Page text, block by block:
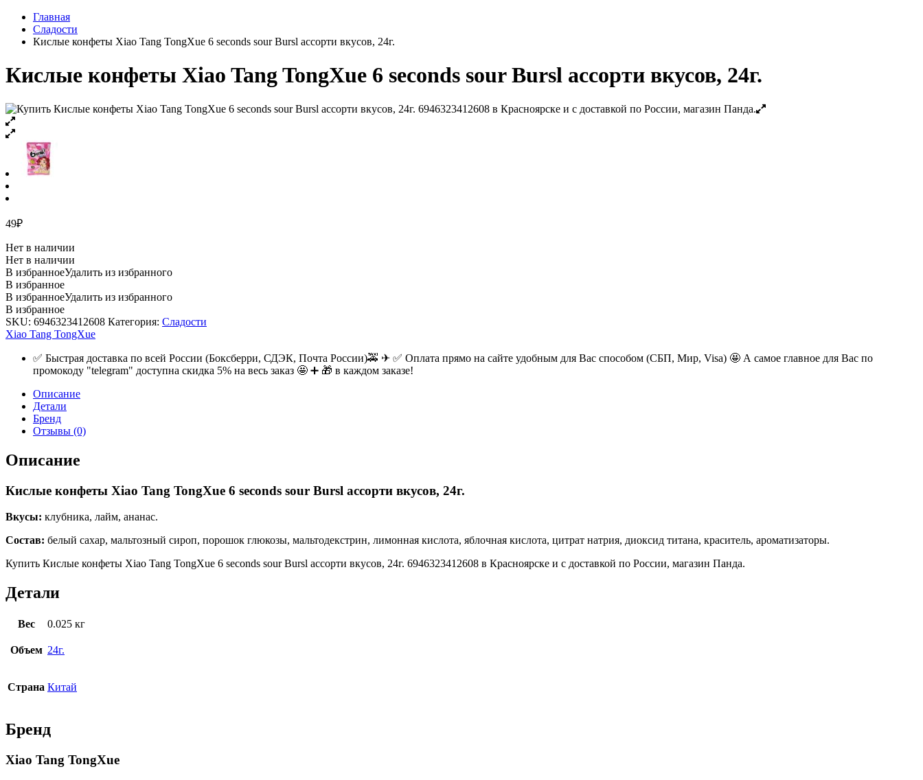
Главная
Сладости
Кислые конфеты Xiao Tang TongXue 6 seconds sour Bursl ассорти вкусов, 24г.
Кислые конфеты Xiao Tang TongXue 6 seconds sour Bursl ассорти вкусов, 24г.
49₽
Нет в наличии
Нет в наличии
В избранноеУдалить из избранного
В избранное
В избранноеУдалить из избранного
В избранное
SKU: 6946323412608 Категория: Сладости
Xiao Tang TongXue
✅ Быстрая доставка по всей России (Боксберри, СДЭК, Почта России)🚕 ✈ ✅ Оплата прямо на сайте удобным для Вас способом (СБП, Мир, Visa) 🤩 А самое главное для Вас по
промокоду "telegram" доступна скидка 5% на весь заказ 🤩 ➕ 🎁 в каждом заказе!
Описание
Детали
Бренд
Отзывы (0)
Описание
Кислые конфеты Xiao Tang TongXue 6 seconds sour Bursl ассорти вкусов, 24г.
Вкусы: клубника, лайм, ананас.
Состав: белый сахар, мальтозный сироп, порошок глюкозы, мальтодекстрин, лимонная кислота, яблочная кислота, цитрат натрия, диоксид титана, краситель, ароматизаторы.
Купить Кислые конфеты Xiao Tang TongXue 6 seconds sour Bursl ассорти вкусов, 24г. 6946323412608 в Красноярске и с доставкой по России, магазин Панда.
Детали
Вес 0.025 кг
Объем 24г.
Страна Китай
Бренд
Xiao Tang TongXue